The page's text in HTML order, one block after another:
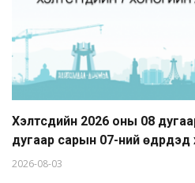
Хэлтсүүдийн 2026 оны 08
дугаар сарын 07-ний
2026-08-03